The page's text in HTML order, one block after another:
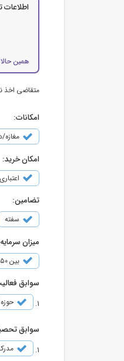
همین
متقاضی اخذ
امکانات:
مغازه/
امکان خرید:
اعتباری
تضامین:
سفته
میزان
بین ۵۰ تا ۱۰۰ میلیون تومان
سوابق
سوابق